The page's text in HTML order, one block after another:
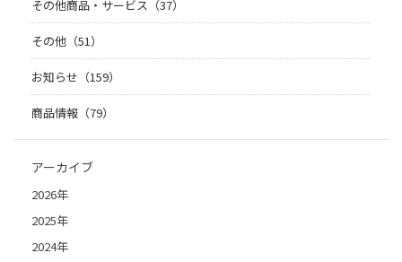
その他商品・サービス（37）
その他（51）
お知らせ（159）
商品情報（79）
アーカイブ
2026年
2025年
2024年